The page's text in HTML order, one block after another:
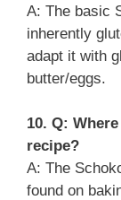
A: The basic
inherently
adapt it with
butter/eggs.
10. Q:
recipe?
A: The
found on